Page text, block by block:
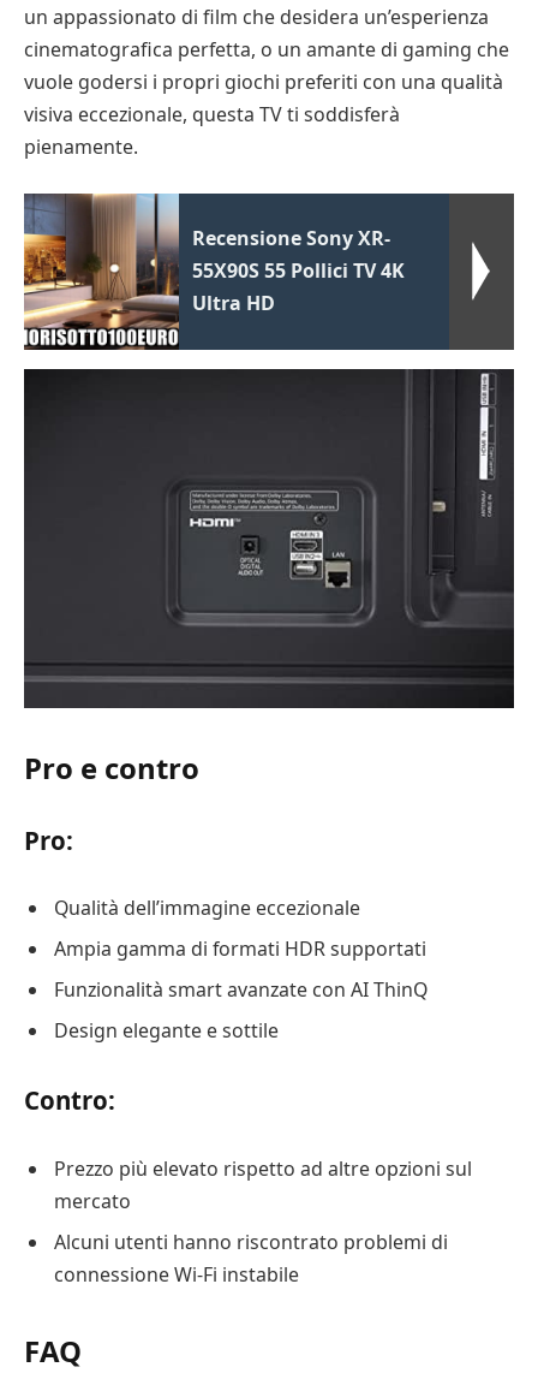
un appassionato di film che desidera un’esperienza
cinematografica perfetta, o un amante di gaming che
vuole godersi i propri giochi preferiti con una qualità
visiva eccezionale, questa TV ti soddisferà
pienamente.
Recensione Sony XR-
55X90S 55 Pollici TV 4K
Ultra HD
Pro e contro
Pro:
Qualità dell’immagine eccezionale
Ampia gamma di formati HDR supportati
Funzionalità smart avanzate con AI ThinQ
Design elegante e sottile
Contro:
Prezzo più elevato rispetto ad altre opzioni sul
mercato
Alcuni utenti hanno riscontrato problemi di
connessione Wi-Fi instabile
FAQ